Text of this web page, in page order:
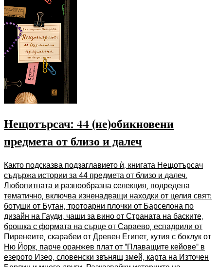
Нещотърсач: 44 (не)обикновени
предмета от близо и далеч
Както подсказва подзаглавието ѝ, книгата Нещотърсач
съдържа истории за 44 предмета от близо и далеч.
Любопитната и разнообразна селекция, подредена
тематично, включва изненадващи находки от целия свят:
ботуши от Бутан, тротоарни плочки от Барселона по
дизайн на Гауди, чаши за вино от Страната на баските,
брошка с формата на сърце от Сараево, еспадрили от
Пиренеите, скарабеи от Древен Египет, кутия с боклук от
Ню Йорк, парче оранжев плат от “Плаващите кейове” в
езерото Изео, словенски звънящ змей, карта на Източен